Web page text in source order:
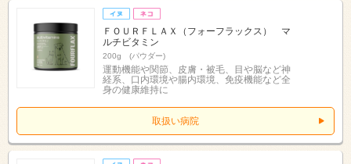
ＦＯＵＲＦＬＡＸ（フォーフラックス） マ
ルチビタミン
200g (パウダー)
運動機能や関節、皮膚・被毛、目や脳など神
経系、口内環境や腸内環境、免疫機能など全
身の健康維持に
取扱い病院